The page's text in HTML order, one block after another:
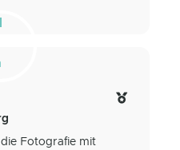
die Fotografie mit